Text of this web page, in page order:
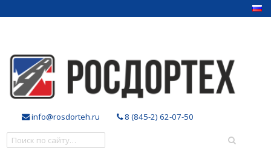
info@rosdorteh.ru 8 (845-2) 62-07-50